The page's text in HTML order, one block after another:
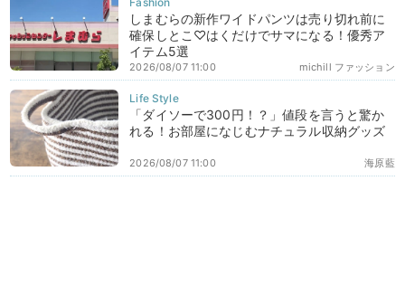
しまむらの新作ワイドパンツは売り切れ前に
確保しとこ♡はくだけでサマになる！優秀ア
イテム5選
michill ファッション
2026/08/07 11:00
「ダイソーで300円！？」値段を言うと驚か
れる！お部屋になじむナチュラル収納グッズ
海原藍
2026/08/07 11:00